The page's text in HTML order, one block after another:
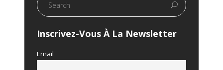
Inscrivez-Vous À La Newsletter
Email